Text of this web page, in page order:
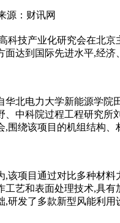
源：财讯网
科技产业化研究会在北
面达到国际先进水平,经
华北电力大学新能源学院
、中科院过程工程研究
围绕该项目的机组结构、
,该项目通过对比多种材
工艺和表面处理技术,具
,研发了多款新型风能利用